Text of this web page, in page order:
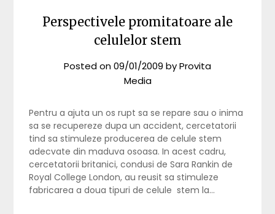
Perspectivele promitatoare ale
celulelor stem
Posted on09/01/2009 byProvita
Media
Pentru a ajuta un os rupt sa se repare sau o inima
sa se recupereze dupa un accident, cercetatorii
tind sa stimuleze producerea de celule stem
adecvate din maduva osoasa. In acest cadru,
cercetatorii britanici, condusi de Sara Rankin de
Royal College London, au reusit sa stimuleze
fabricarea a doua tipuri de celule stem la…